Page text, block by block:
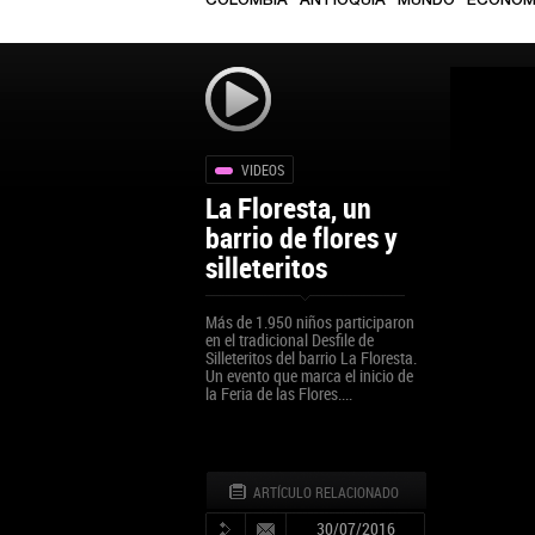
VIDEOS
La Floresta, un
barrio de flores y
silleteritos
Más de 1.950 niños participaron
en el tradicional Desfile de
Silleteritos del barrio La Floresta.
Un evento que marca el inicio de
la Feria de las Flores....
ARTÍCULO RELACIONADO
30/07/2016